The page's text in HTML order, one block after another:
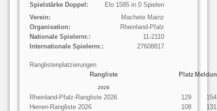
Spielstärke Doppel:
Elo 1585 in 0 Spielen
Verein:
Machete Mainz
Organisation:
Rheinland-Pfalz
Nationale Spielernr.:
11-2110
Internationale Spielernr.:
27608817
Ranglistenplatzierungen
Rangliste
Platz
2026
Rheinland-Pfalz-Rangliste 2026 129
154
Herren-Rangliste 2026
108
131